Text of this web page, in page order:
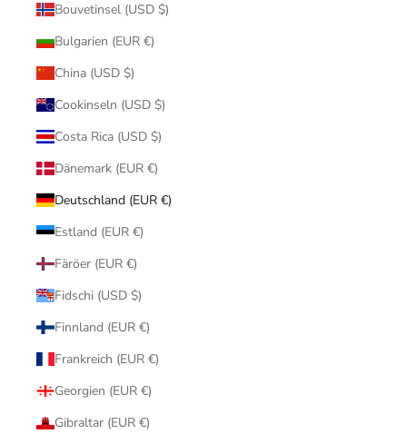
Bouvetinsel (USD $)
Bulgarien (EUR €)
China (USD $)
Cookinseln (USD $)
Costa Rica (USD $)
Dänemark (EUR €)
Deutschland (EUR €)
Estland (EUR €)
Färöer (EUR €)
Fidschi (USD $)
Finnland (EUR €)
Frankreich (EUR €)
Georgien (EUR €)
Gibraltar (EUR €)